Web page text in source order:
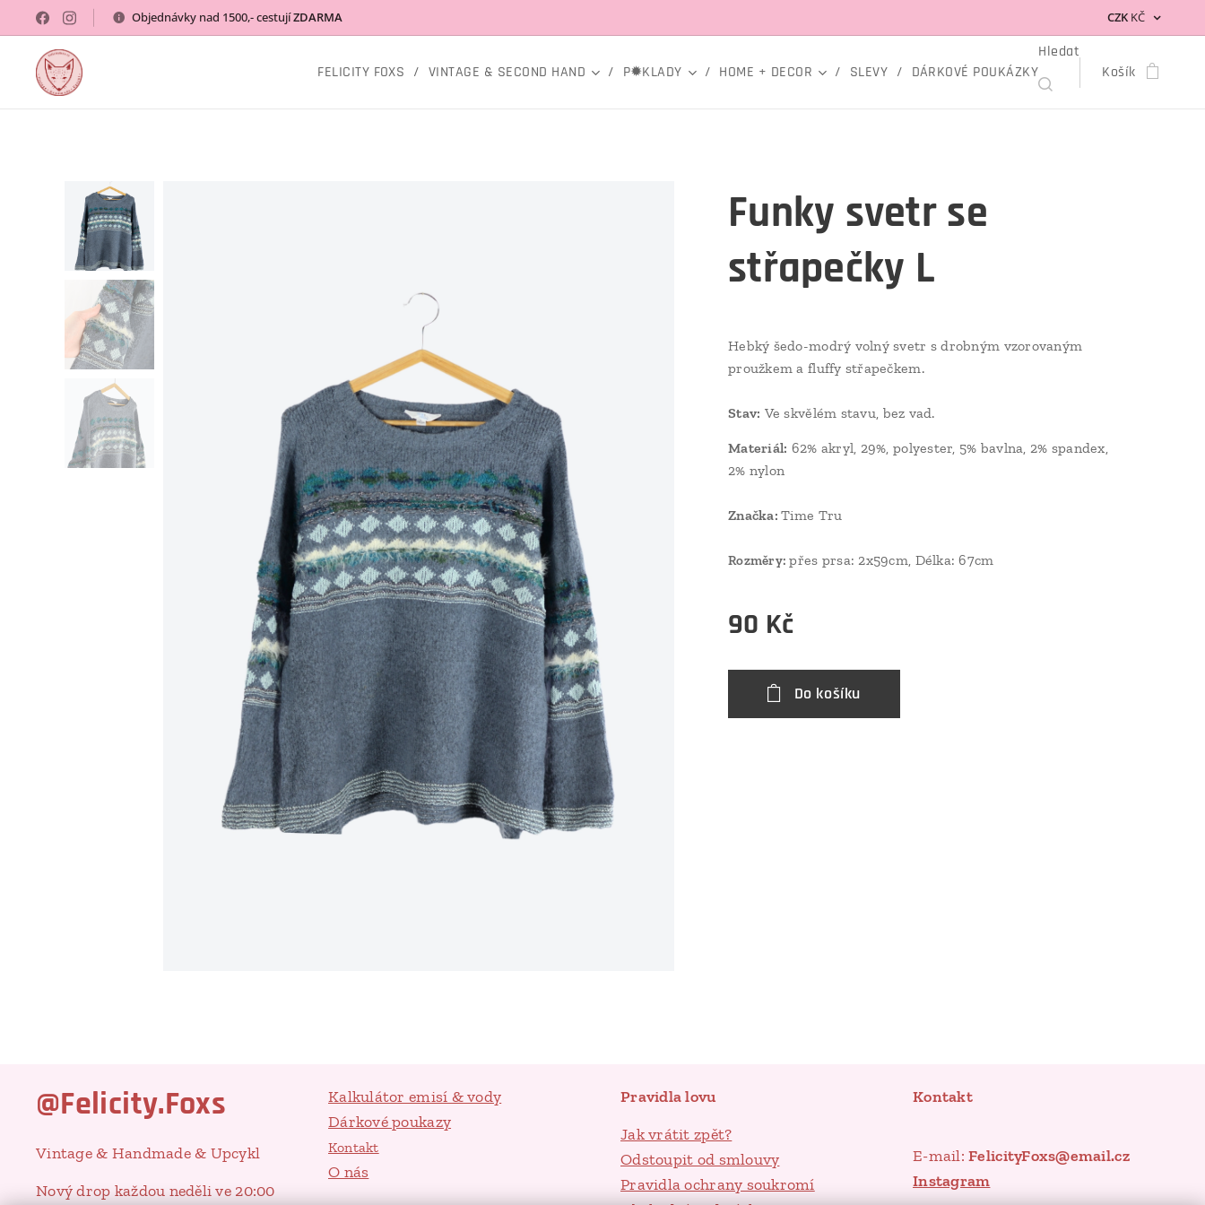
Objednávky nad 1500,- cestujíZDARMA CZK KČ
FELICITY FOXS VINTAGE & SECOND HAND P✹KLADY HOME + DECOR SLEVY DÁRKOVÉ POUKÁZKY
Hledat
Košík
Funky svetr se
střapečky L
Hebký šedo-modrý volný svetr s drobným vzorovaným
proužkem a fluffy střapečkem.
Stav: Ve skvělém stavu, bez vad.
Materiál: 62% akryl, 29%, polyester, 5% bavlna, 2% spandex,
2% nylon
Značka:Time Tru
Rozměry:přes prsa: 2x59cm, Délka: 67cm
90 Kč
Do košíku
@Felicity.Foxs
Vintage & Handmade & Upcykl
Nový drop každou neděli ve 20:00
Kalkulátor emisí & vody
Dárkové poukazy
Kontakt
O nás
Pravidla lovu
Jak vrátit zpět?
Odstoupit od smlouvy
Pravidla ochrany soukromí
Kontakt
E-mail:FelicityFoxs@email.cz
Instagram